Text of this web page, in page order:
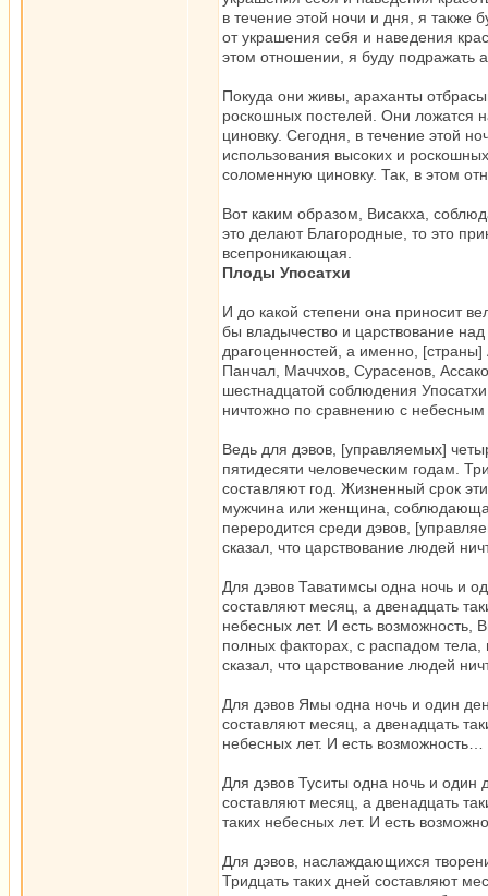
в течение этой ночи и дня, я также
от украшения себя и наведения
этом отношении, я буду подражать
Покуда они живы, араханты
роскошных постелей. Они ложатся
циновку. Сегодня, в течение этой
использования высоких и
соломенную циновку. Так, в этом
Вот каким образом, Висакха,
это делают Благородные, то это
всепроникающая.
Плоды Упосатхи
И до какой степени она приносит
бы владычество и царствование
драгоценностей, а именно,
Панчал, Маччхов, Сурасенов,
шестнадцатой соблюдения
ничтожно по сравнению с небесным
Ведь для дэвов, [управляемых]
пятидесяти человеческим годам.
составляют год. Жизненный срок
мужчина или женщина,
переродится среди дэвов,
сказал, что царствование людей
Для дэвов Таватимсы одна ночь и
составляют месяц, а двенадцать
небесных лет. И есть
полных факторах, с распадом тела,
сказал, что царствование людей
Для дэвов Ямы одна ночь и один
составляют месяц, а двенадцать
небесных лет. И есть
Для дэвов Туситы одна ночь и один
составляют месяц, а двенадцать
таких небесных лет. И есть
Для дэвов, наслаждающихся
Тридцать таких дней составляют